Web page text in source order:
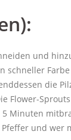
und
schneller
die
Flower-
Minuten
und wer